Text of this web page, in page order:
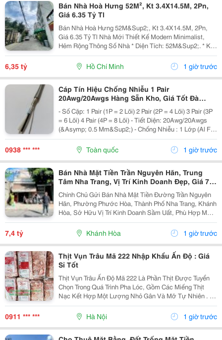
Bán Nhà Hoà Hưng 52M², Kt 3.4X14.5M, 2Pn,
Giá 6.35 Tỷ Tl
Bán Nhà Hoà Hưng 52M&Sup2;, Kt 3.4X14.5M, 2Pn,
Giá 6.35 Tỷ Tl Nhà Mới Thiết Kế Modern Minimalist,
Hẻm Rộng Thông Số Nhà * Diện Tích: 52M&Sup2;. * Kt:
3.4M X 14.5M. * Kết Cấu: 1 Trệt 1 Lầu. * Chủ Hỗ Trợ
Hoàn Thiện Thêm 1 Phòng Ngủ Trước Khi Bàn...
6,35 tỷ Hồ Chí Minh 1 giờ trước
Cáp Tín Hiệu Chống Nhiễu 1 Pair
20Awg/20Awgs Hàng Sẵn Kho, Giá Tốt Đà
Nẵng, Huế
- Số Cặp: 1 Pair (1P = 2 Lõi) 2 Pair (2P = 4 Lõi) 3 Pair (3P
= 6 Lõi) 4 Pair (4P = 8 Lõi) - Tiết Diện: 20Awg/20Awgs
(&Asymp; 0.5 Mm&Sup2;) - Chống Nhiễu : 1 Lớp (Al Foil
)/ 2 Lớp Chống Nhiễu (Al Foil + Lớp Lưới Chống Nhiễu) -
Vật Liệu: Đồng...
0938 *** *** Toàn quốc 1 giờ trước
Bán Nhà Mặt Tiền Trần Nguyên Hãn, Trung
Tâm Nha Trang, Vị Trí Kinh Doanh Đẹp, Giá 7,4
Tỷ
Chính Chủ Gửi Bán Nhà Mặt Tiền Đường Trần Nguyên
Hãn, Phường Phước Hòa, Thành Phố Nha Trang, Khánh
Hòa, Sở Hữu Vị Trí Kinh Doanh Sầm Uất, Phù Hợp Mở
Cửa Hàng, Văn Phòng, Showroom Hoặc Đầu Tư Cho
Thuê Lâu Dài. Thông Tin Chi Tiết. - Địa Chỉ: Số...
7,4 tỷ Khánh Hòa 1 giờ trước
Thịt Vụn Trâu Mã 222 Nhập Khẩu Ấn Độ : Giá
Sỉ Tốt
Thịt Vụn Trâu Ấn Độ Mã 222 Là Phần Thịt Được Tuyển
Chọn Trong Quá Trình Pha Lóc, Gồm Các Miếng Thịt
Nạc Kết Hợp Một Lượng Nhỏ Gân Và Mỡ Tự Nhiên . Tỷ
Lệ Này Giúp Thịt Giữ Được Độ Mềm, Vị Ngọt Và
Hương Thơm Đặc Trưng Sau Khi Chế Biến. Sản
Phẩm...
0911 *** *** Hà Nội 1 giờ trước